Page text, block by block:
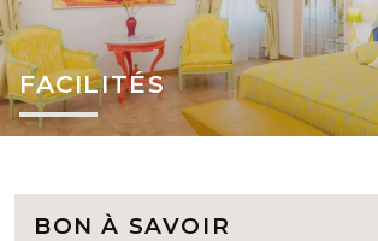
FACILITÉS
BON À SAVOIR